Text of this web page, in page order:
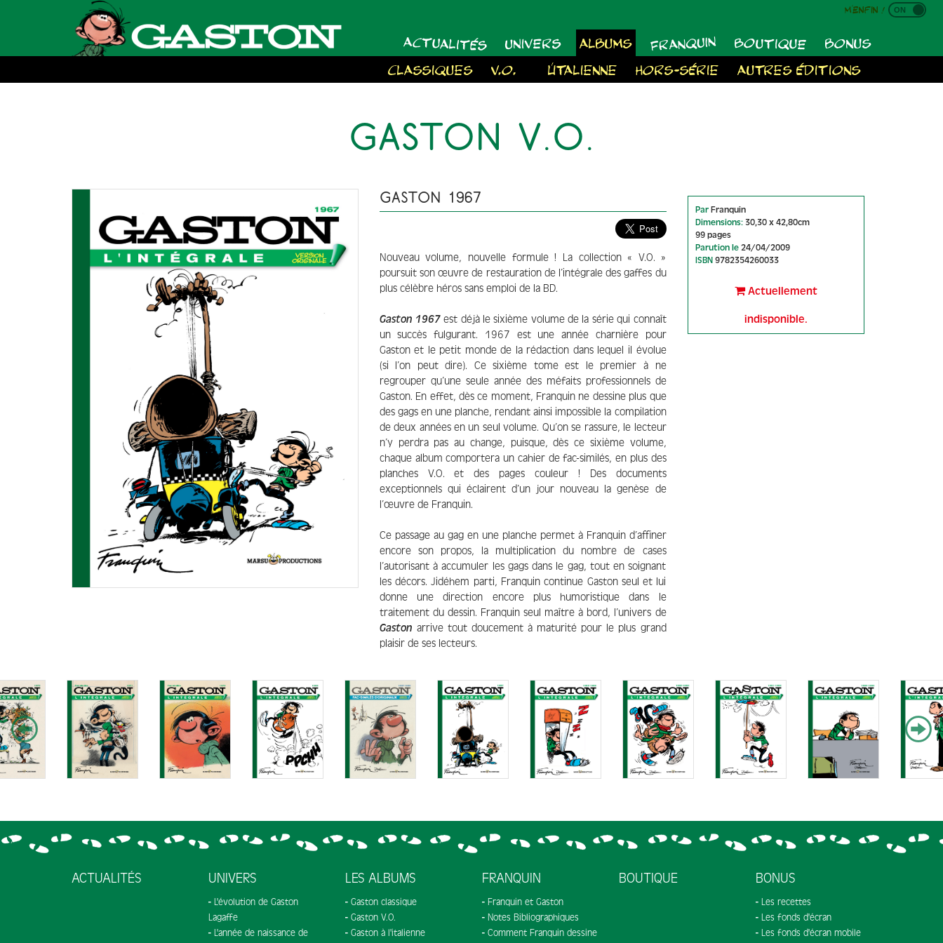
M'enfin !
ACTUALITÉS UNIVERS ALBUMS FRANQUIN BOUTIQUE
BONUS
CLASSIQUES
V.O. À L'ITALIENNE HORS-SÉRIE AUTRES ÉDITIONS
GASTON V.O.
GASTON 1967
Nouveau volume, nouvelle formule ! La collection « V.O. »
poursuit son œuvre de restauration de l’intégrale des gaffes du
plus célèbre héros sans emploi de la BD.
Gaston 1967 est déjà le sixième volume de la série qui connaît
un succès fulgurant. 1967 est une année charnière pour
Gaston et le petit monde de la rédaction dans lequel il évolue
(si l’on peut dire). Ce sixième tome est le premier à ne
regrouper qu’une seule année des méfaits professionnels de
Gaston. En effet, dès ce moment, Franquin ne dessine plus que
des gags en une planche, rendant ainsi impossible la compilation
de deux années en un seul volume. Qu’on se rassure, le lecteur
n’y perdra pas au change, puisque, dès ce sixième volume,
chaque album comportera un cahier de fac-similés, en plus des
planches V.O. et des pages couleur ! Des documents
exceptionnels qui éclairent d’un jour nouveau la genèse de
l’œuvre de Franquin.
Ce passage au gag en une planche permet à Franquin d’affiner
encore son propos, la multiplication du nombre de cases
l’autorisant à accumuler les gags dans le gag, tout en soignant
les décors. Jidéhem parti, Franquin continue Gaston seul et lui
donne une direction encore plus humoristique dans le
traitement du dessin. Franquin seul maître à bord, l’univers de
Gaston arrive tout doucement à maturité pour le plus grand
plaisir de ses lecteurs.
ParFranquin
Dimensions: 30,30 x 42,80cm
99 pages
Parution le24/04/2009
ISBN9782354260033
Actuellement
indisponible.
ACTUALITÉS UNIVERS
L'évolution de Gaston
Lagaffe
L'année de naissance de
LES ALBUMS
Gaston classique
Gaston V.O.
Gaston à l'italienne
FRANQUIN
Franquin et Gaston
Notes Bibliographiques
Comment Franquin dessine
BOUTIQUE BONUS
Les recettes
Les fonds d'écran
Les fonds d'écran mobile